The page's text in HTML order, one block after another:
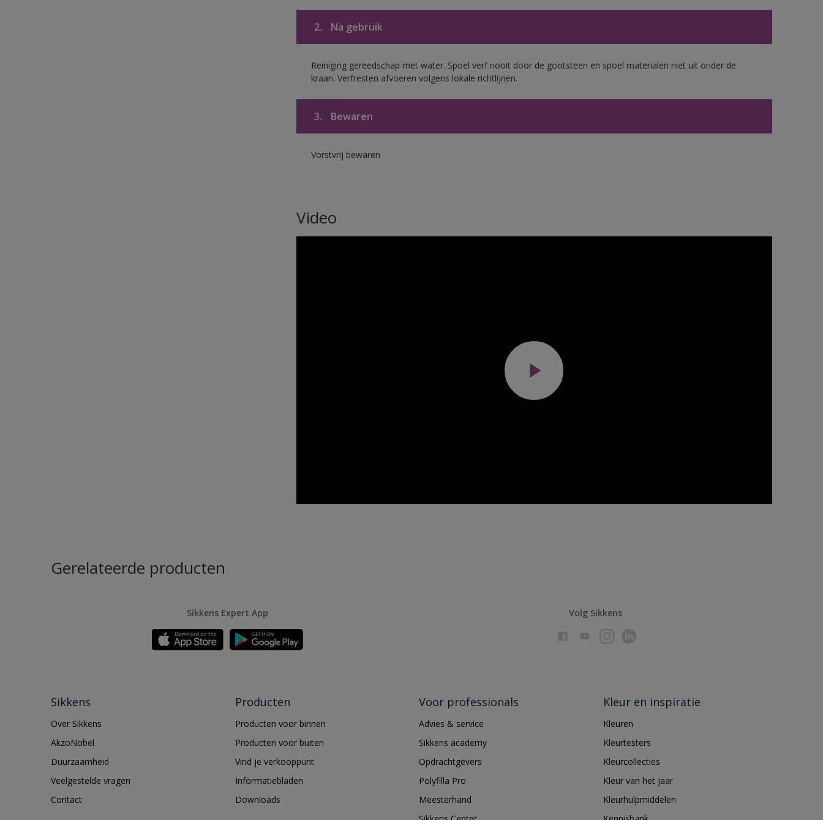
2. Na gebruik
Reiniging gereedschap met water. Spoel verf nooit door de gootsteen en spoel materialen niet uit onder de
kraan. Verfresten afvoeren volgens lokale richtlijnen.
3. Bewaren
Vorstvrij bewaren
Video
Gerelateerde producten
Sikkens Expert App Volg Sikkens
Sikkens
Over Sikkens
AkzoNobel
Duurzaamheid
Veelgestelde vragen
Contact
Producten
Producten voor binnen
Producten voor buiten
Vind je verkooppunt
Informatiebladen
Downloads
Voor professionals
Advies & service
Sikkens academy
Opdrachtgevers
Polyfilla Pro
Meesterhand
Kleur en inspiratie
Kleuren
Kleurtesters
Kleurcollecties
Kleur van het jaar
Kleurhulpmiddelen